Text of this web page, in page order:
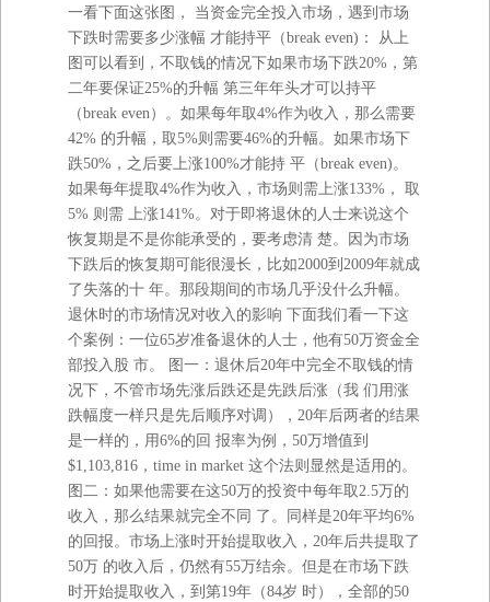
一看下面这张图， 当资金完全投入市场，遇到市场
下跌时需要多少涨幅 才能持平（break even)： 从上
图可以看到，不取钱的情况下如果市场下跌20%，第
二年要保证25%的升幅 第三年年头才可以持平
（break even）。如果每年取4%作为收入，那么需要
42% 的升幅，取5%则需要46%的升幅。如果市场下
跌50%，之后要上涨100%才能持 平（break even)。
如果每年提取4%作为收入，市场则需上涨133%， 取
5% 则需 上涨141%。对于即将退休的人士来说这个
恢复期是不是你能承受的，要考虑清 楚。因为市场
下跌后的恢复期可能很漫长，比如2000到2009年就成
了失落的十 年。那段期间的市场几乎没什么升幅。
退休时的市场情况对收入的影响 下面我们看一下这
个案例：一位65岁准备退休的人士，他有50万资金全
部投入股 市。 图一：退休后20年中完全不取钱的情
况下，不管市场先涨后跌还是先跌后涨（我 们用涨
跌幅度一样只是先后顺序对调），20年后两者的结果
是一样的，用6%的回 报率为例，50万增值到
$1,103,816，time in market 这个法则显然是适用的。
图二：如果他需要在这50万的投资中每年取2.5万的
收入，那么结果就完全不同 了。同样是20年平均6%
的回报。市场上涨时开始提取收入，20年后共提取了
50万 的收入后，仍然有55万结余。但是在市场下跌
时开始提取收入，到第19年（84岁 时），全部的50